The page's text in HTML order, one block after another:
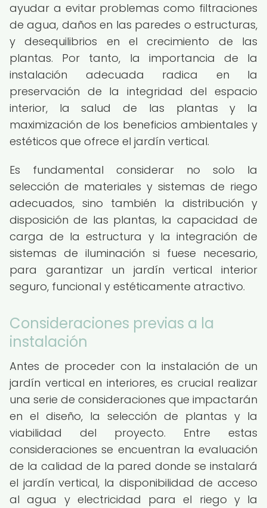
ayudar a evitar problemas como filtraciones
de agua, daños en las paredes o estructuras,
y desequilibrios en el crecimiento de las
plantas. Por tanto, la importancia de la
instalación adecuada radica en la
preservación de la integridad del espacio
interior, la salud de las plantas y la
maximización de los beneficios ambientales y
estéticos que ofrece el jardín vertical.
Es fundamental considerar no solo la
selección de materiales y sistemas de riego
adecuados, sino también la distribución y
disposición de las plantas, la capacidad de
carga de la estructura y la integración de
sistemas de iluminación si fuese necesario,
para garantizar un jardín vertical interior
seguro, funcional y estéticamente atractivo.
Consideraciones previas a la
instalación
Antes de proceder con la instalación de un
jardín vertical en interiores, es crucial realizar
una serie de consideraciones que impactarán
en el diseño, la selección de plantas y la
viabilidad del proyecto. Entre estas
consideraciones se encuentran la evaluación
de la calidad de la pared donde se instalará
el jardín vertical, la disponibilidad de acceso
al agua y electricidad para el riego y la